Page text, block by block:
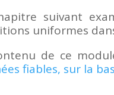
suivant
uniformes
de ce
fiables, sur la